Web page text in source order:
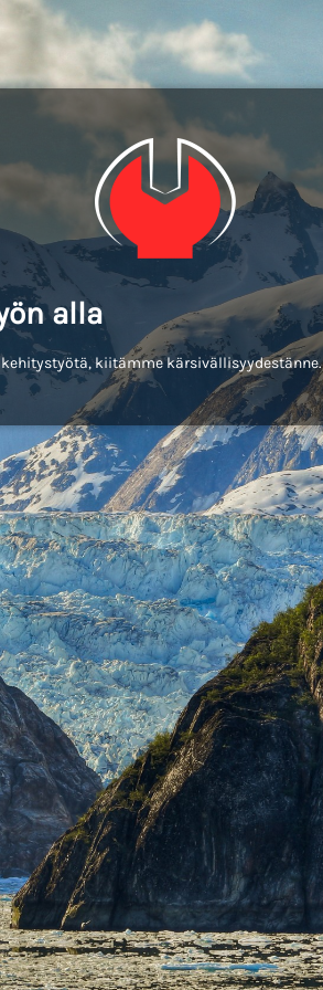
alla
kiitämme kärsivällisyydestänne.